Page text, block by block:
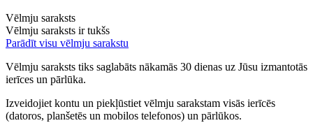
Vēlmju saraksts
Vēlmju saraksts ir tukšs
Parādīt visu vēlmju sarakstu
Vēlmju saraksts tiks saglabāts nākamās 30 dienas uz Jūsu izmantotās
ierīces un pārlūka.
Izveidojiet kontu un piekļūstiet vēlmju sarakstam visās ierīcēs
(datoros, planšetēs un mobilos telefonos) un pārlūkos.